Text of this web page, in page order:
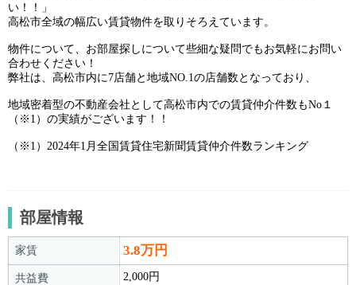
い！！」
高松市全域の幅広い賃貸物件を取りそろえています。
物件について、お部屋探しについて些細な疑問でもお気軽にお問い
合わせください！
弊社は、高松市内に7店舗と地域NO.1の店舗数となっており、
地域密着型の不動産会社として高松市内での賃貸仲介件数もNo１
（※1）の実績がございます！！
（※1）2024年1月全国賃貸住宅新聞賃貸仲介件数ランキング
部屋情報
家賃 3.8万円
共益費 2,000円